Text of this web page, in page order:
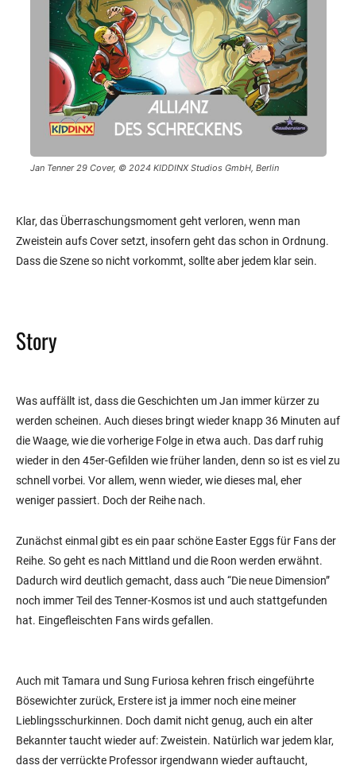
Jan Tenner 29 Cover, © 2024 KIDDINX Studios GmbH, Berlin
Klar, das Überraschungsmoment geht verloren, wenn man
Zweistein aufs Cover setzt, insofern geht das schon in Ordnung.
Dass die Szene so nicht vorkommt, sollte aber jedem klar sein.
Story
Was auffällt ist, dass die Geschichten um Jan immer kürzer zu
werden scheinen. Auch dieses bringt wieder knapp 36 Minuten auf
die Waage, wie die vorherige Folge in etwa auch. Das darf ruhig
wieder in den 45er-Gefilden wie früher landen, denn so ist es viel zu
schnell vorbei. Vor allem, wenn wieder, wie dieses mal, eher
weniger passiert. Doch der Reihe nach.
Zunächst einmal gibt es ein paar schöne Easter Eggs für Fans der
Reihe. So geht es nach Mittland und die Roon werden erwähnt.
Dadurch wird deutlich gemacht, dass auch “Die neue Dimension”
noch immer Teil des Tenner-Kosmos ist und auch stattgefunden
hat. Eingefleischten Fans wirds gefallen.
Auch mit Tamara und Sung Furiosa kehren frisch eingeführte
Bösewichter zurück, Erstere ist ja immer noch eine meiner
Lieblingsschurkinnen. Doch damit nicht genug, auch ein alter
Bekannter taucht wieder auf: Zweistein. Natürlich war jedem klar,
dass der verrückte Professor irgendwann wieder auftaucht,